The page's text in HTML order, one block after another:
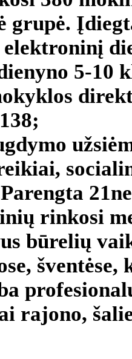
grupė.
5-10
rinkosi
būrelių
šventėse,
rajono,